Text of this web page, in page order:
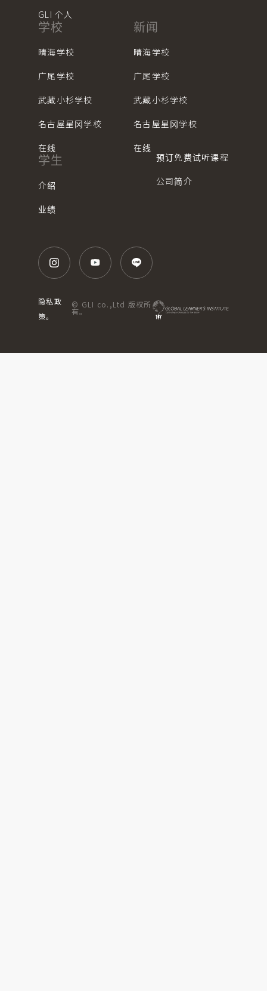
GLI 个人
学校
晴海学校
广尾学校
武藏小杉学校
名古屋星冈学校
在线
新闻
晴海学校
广尾学校
武藏小杉学校
名古屋星冈学校
在线
学生
介绍
业绩
预订免费试听课程
公司简介
隐私政
策。
© GLI co.,Ltd 版权所
有。